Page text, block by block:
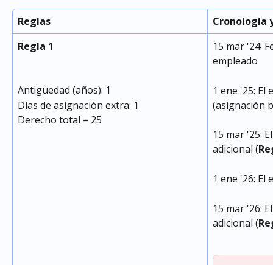
Reglas
Cronología
Regla 1
Antigüedad (años): 1
Días de asignación extra: 1
Derecho total = 25
15 mar '24:
empleado
1 ene '25: El
(asignación
15 mar '25:
adicional (
1 ene '26: El
15 mar '26:
adicional (